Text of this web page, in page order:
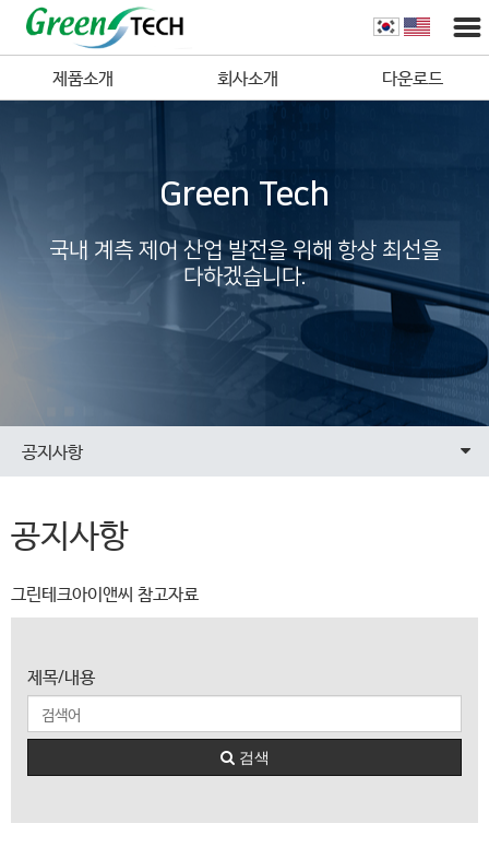
제품소개 회사소개 다운로드
Green Tech
국내 계측 제어 산업 발전을 위해 항상 최선을
다하겠습니다.
공지사항
공지사항
그린테크아이앤씨 참고자료
제목/내용
검색